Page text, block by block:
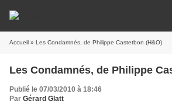
Accueil » Les Condamnés, de Philippe Castetbon (H&O)
Les Condamnés, de Philippe
Publié le 07/03/2010 à 18:46
Par Gérard Glatt